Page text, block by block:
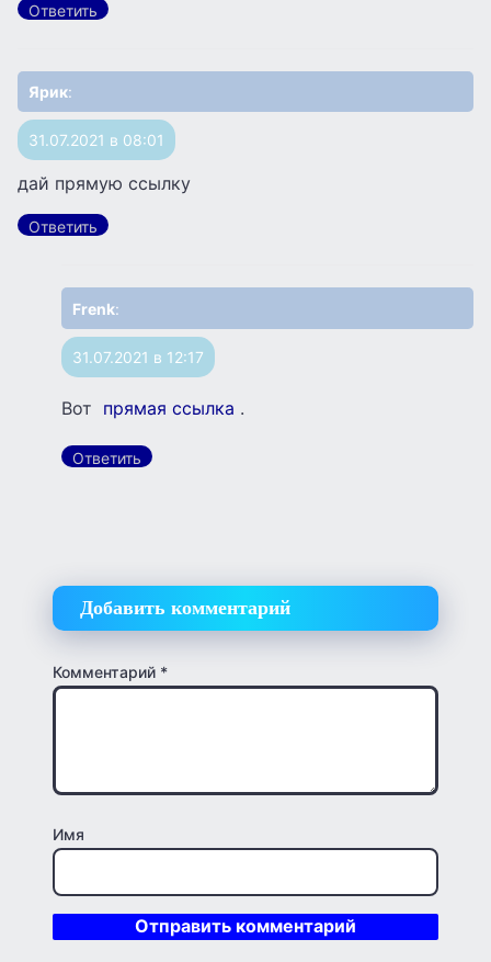
Ответить
Ярик:
31.07.2021 в 08:01
дай прямую ссылку
Ответить
Frenk:
31.07.2021 в 12:17
Вот прямая ссылка .
Ответить
Добавить комментарий
Комментарий *
Имя